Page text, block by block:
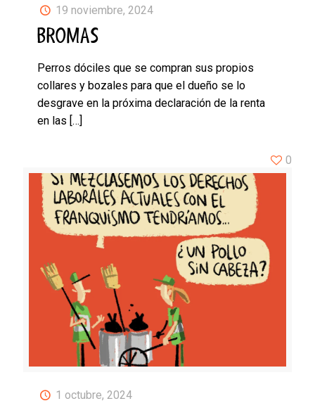
19 noviembre, 2024
BROMAS
Perros dóciles que se compran sus propios
collares y bozales para que el dueño se lo
desgrave en la próxima declaración de la renta
en las […]
1 octubre, 2024
0